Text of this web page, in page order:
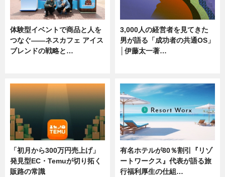
体験型イベントで商品と人を
つなぐ――ネスカフェ アイス
ブレンドの戦略と…
3,000人の経営者を見てきた
男が語る「成功者の共通OS」
│伊藤太一著…
「初月から300万円売上げ」
発見型EC・Temuが切り拓く
販路の常識
有名ホテルが80％割引『リゾ
ートワークス』代表が語る旅
行福利厚生の仕組…